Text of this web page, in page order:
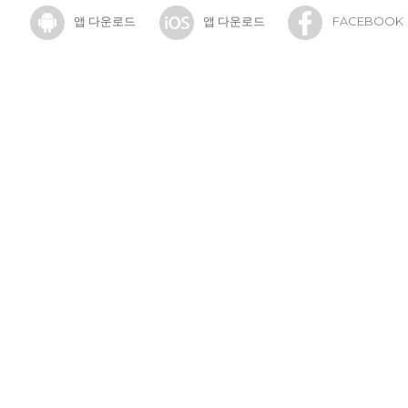
앱 다운로드 앱 다운로드 FACEBOOK